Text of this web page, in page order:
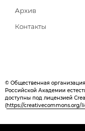
Архив
Контакты
© Общественная
Российской Академии
доступны под лицензией
(https://creativecommons.org/